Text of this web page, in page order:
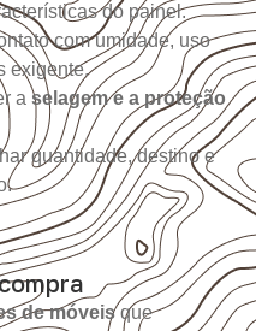
do painel.
com umidade, uso
exigente.
a selagem e a proteção
quantidade, destino e
de móveisque